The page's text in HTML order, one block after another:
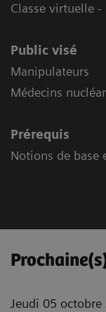
Classe virtuelle
Public visé
Manipulateurs
Médecins
Prérequis
Notions de base
Jeudi 05